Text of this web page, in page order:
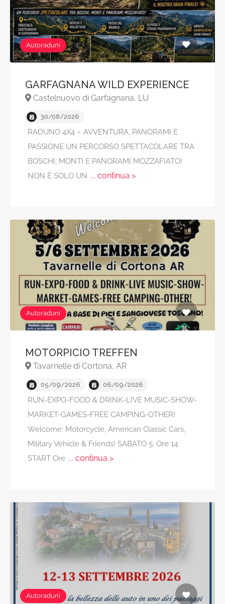
Autoraduni
GARFAGNANA WILD EXPERIENCE
Castelnuovo di Garfagnana, LU
30/08/2026
RADUNO 4X4 – AVVENTURA, PANORAMI E
PASSIONE UN PERCORSO SPETTACOLARE TRA
BOSCHI, MONTI E PANORAMI MOZZAFIATO!
NON È SOLO UN ... continua >
Autoraduni
MOTORPICIO TREFFEN
Tavarnelle di Cortona, AR
05/09/2026 06/09/2026
RUN-EXPO-FOOD & DRINK-LIVE MUSIC-SHOW-
MARKET-GAMES-FREE CAMPING-OTHER!
Welcome: Motorcycle, American Classic Cars,
Military Vehicle & Friends! SABATO 5: Ore 14:
START Ore... continua >
Autoraduni